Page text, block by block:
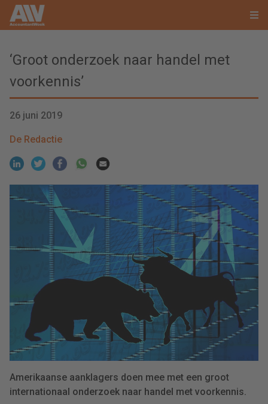
‘Groot onderzoek naar handel met
voorkennis’
26 juni 2019
De Redactie
Amerikaanse aanklagers doen mee met een groot
internationaal onderzoek naar handel met voorkennis.